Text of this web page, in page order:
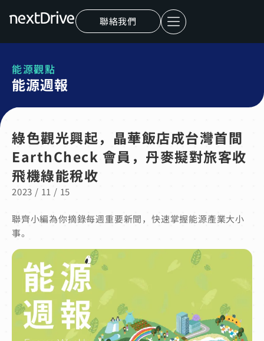
聯絡我們
能源觀點
能源週報
綠色觀光興起，晶華飯店成台灣首間
EarthCheck 會員，丹麥擬對旅客收
飛機綠能稅收
2023 / 11 / 15
聯齊小編為你摘錄每週重要新聞，快速掌握能源產業大小
事。